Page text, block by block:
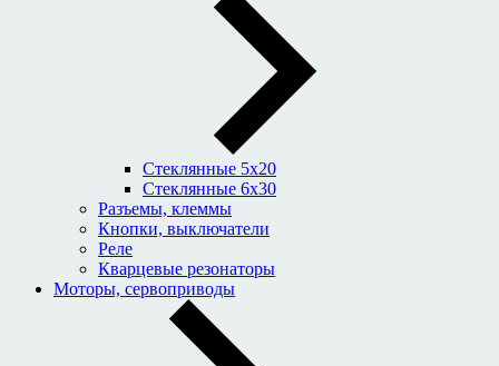
Стеклянные 5x20
Стеклянные 6x30
Разъемы, клеммы
Кнопки, выключатели
Реле
Кварцевые резонаторы
Моторы, сервоприводы